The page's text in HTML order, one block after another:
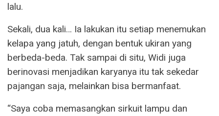
lalu.
Sekali, dua kali… Ia lakukan itu setiap menemukan
kelapa yang jatuh, dengan bentuk ukiran yang
berbeda-beda. Tak sampai di situ, Widi juga
berinovasi menjadikan karyanya itu tak sekedar
pajangan saja, melainkan bisa bermanfaat.
“Saya coba memasangkan sirkuit lampu dan